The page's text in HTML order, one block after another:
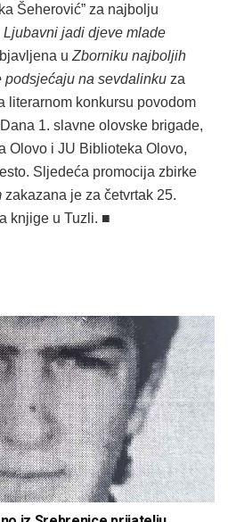
Šeherović” za najbolju
Ljubavni jadi djeve mlade
u Zborniku najboljih
na sevdalinku za
literarnom konkursu povodom
1. slavne olovske brigade,
Olovo i JU Biblioteka Olovo,
Sljedeća promocija zbirke
zakazana je za četvrtak 25.
knjige u Tuzli. ■